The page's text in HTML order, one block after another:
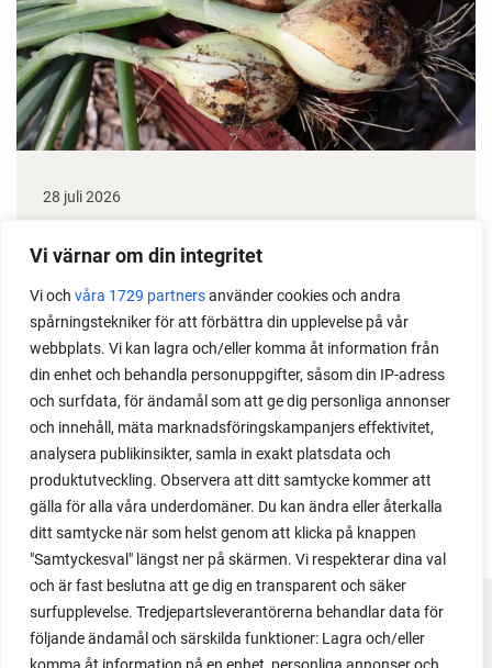
Vi värnar om din integritet
Vi och våra 1729 partnersanvänder cookies och andra
spårningstekniker för att förbättra din upplevelse på vår
webbplats. Vi kan lagra och/eller komma åt information från
din enhet och behandla personuppgifter, såsom din IP-adress
och surfdata, för ändamål som att ge dig personliga annonser
och innehåll, mäta marknadsföringskampanjers effektivitet,
analysera publikinsikter, samla in exakt platsdata och
produktutveckling. Observera att ditt samtycke kommer att
gälla för alla våra underdomäner. Du kan ändra eller återkalla
ditt samtycke när som helst genom att klicka på knappen
"Samtyckesval" längst ner på skärmen. Vi respekterar dina val
och är fast beslutna att ge dig en transparent och säker
surfupplevelse. Tredjepartsleverantörerna behandlar data för
följande ändamål och särskilda funktioner: Lagra och/eller
28 juli 2026
under säsongen och få tips om hur du sår, skolar
om, planterar och skördar egen lök.
FACEBOOK